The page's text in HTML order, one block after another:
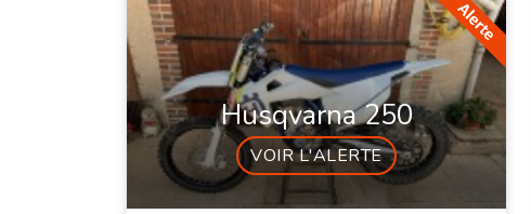
Husqvarna 250
VOIR L'ALERTE